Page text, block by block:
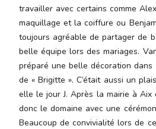
travailler avec certains comme
maquillage et la coiffure ou
toujours agréable de partager de
belle équipe lors des mariages.
préparé une belle décoration
de « Brigitte ». C’était aussi un
elle le jour J. Après la mairie à Aix
donc le domaine avec une
Beaucoup de convivialité lors de
magna
mollis
euismod.